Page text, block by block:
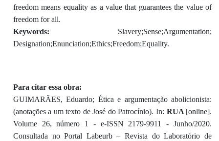
freedom means equality as a value that guarantees the value of
freedom for all.
Keywords: Slavery;Sense;Argumentation;
Designation;Enunciation;Ethics;Freedom;Equality.
Para citar essa obra:
GUIMARÃES, Eduardo; Ética e argumentação abolicionista:
(anotações a um texto de José do Patrocínio). In: RUA [online].
Volume 26, número 1 - e-ISSN 2179-9911 - Junho/2020.
Consultada no Portal Labeurb – Revista do Laboratório de